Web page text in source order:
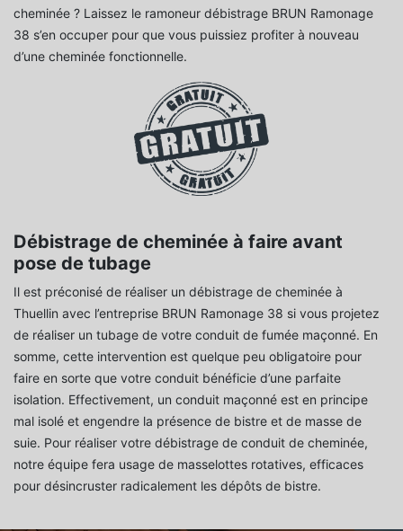
cheminée ? Laissez le ramoneur débistrage BRUN Ramonage
38 s’en occuper pour que vous puissiez profiter à nouveau
d’une cheminée fonctionnelle.
Débistrage de cheminée à faire avant
pose de tubage
Il est préconisé de réaliser un débistrage de cheminée à
Thuellin avec l’entreprise BRUN Ramonage 38 si vous projetez
de réaliser un tubage de votre conduit de fumée maçonné. En
somme, cette intervention est quelque peu obligatoire pour
faire en sorte que votre conduit bénéficie d’une parfaite
isolation. Effectivement, un conduit maçonné est en principe
mal isolé et engendre la présence de bistre et de masse de
suie. Pour réaliser votre débistrage de conduit de cheminée,
notre équipe fera usage de masselottes rotatives, efficaces
pour désincruster radicalement les dépôts de bistre.